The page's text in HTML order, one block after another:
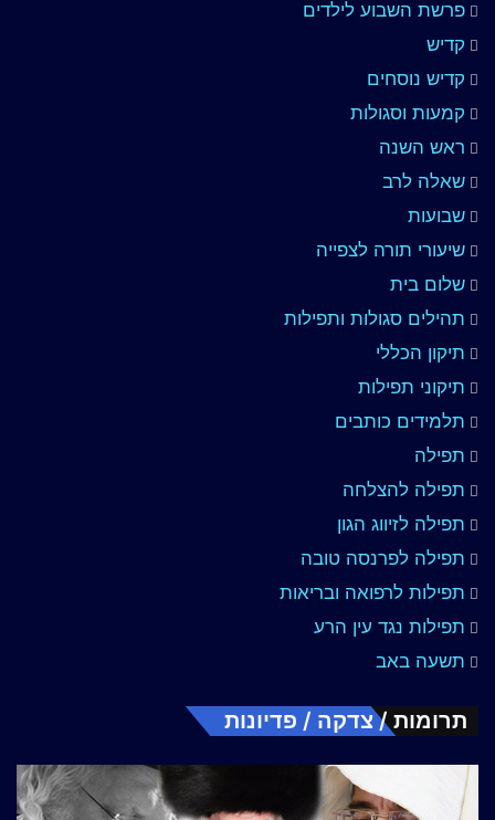
פרשת השבוע לילדים
קדיש
קדיש נוסחים
קמעות וסגולות
ראש השנה
שאלה לרב
שבועות
שיעורי תורה לצפייה
שלום בית
תהילים סגולות ותפילות
תיקון הכללי
תיקוני תפילות
תלמידים כותבים
תפילה
תפילה להצלחה
תפילה לזיווג הגון
תפילה לפרנסה טובה
תפילות לרפואה ובריאות
תפילות נגד עין הרע
תשעה באב
תרומות / צדקה / פדיונות